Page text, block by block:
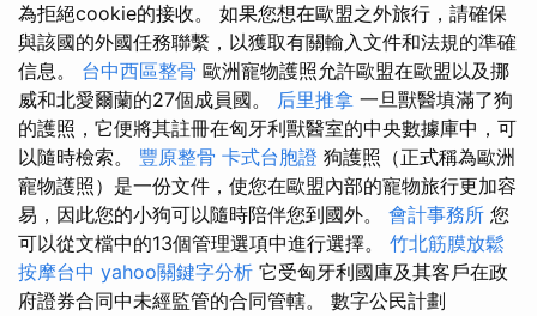
為拒絕cookie的接收。 如果您想在歐盟之外旅行，請確保
與該國的外國任務聯繫，以獲取有關輸入文件和法規的準確
信息。 台中西區整骨 歐洲寵物護照允許歐盟在歐盟以及挪
威和北愛爾蘭的27個成員國。 后里推拿 一旦獸醫填滿了狗
的護照，它便將其註冊在匈牙利獸醫室的中央數據庫中，可
以隨時檢索。 豐原整骨 卡式台胞證 狗護照（正式稱為歐洲
寵物護照）是一份文件，使您在歐盟內部的寵物旅行更加容
易，因此您的小狗可以隨時陪伴您到國外。 會計事務所 您
可以從文檔中的13個管理選項中進行選擇。 竹北筋膜放鬆
按摩台中 yahoo關鍵字分析 它受匈牙利國庫及其客戶在政
府證券合同中未經監管的合同管轄。 數字公民計劃